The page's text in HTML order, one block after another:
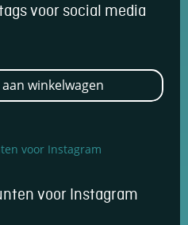
voor social media
winkelwagen
voor Instagram